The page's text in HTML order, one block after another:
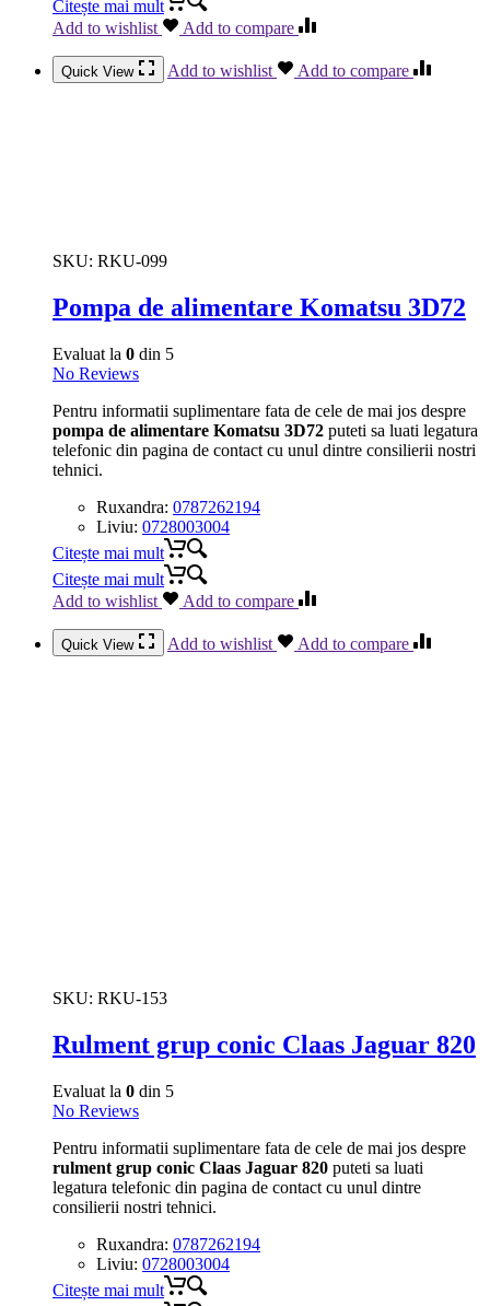
Citește mai mult
Add to wishlist
Add to compare
Quick View Add to wishlist Add to compare
SKU: RKU-099
Pompa de alimentare Komatsu 3D72
Evaluat la 0 din 5
No Reviews
Pentru informatii suplimentare fata de cele de mai jos despre
pompa de alimentare Komatsu 3D72 puteti sa luati legatura
telefonic din pagina de contact cu unul dintre consilierii nostri
tehnici.
Ruxandra: 0787262194
Liviu: 0728003004
Citește mai mult
Citește mai mult
Add to wishlist
Add to compare
Quick View Add to wishlist Add to compare
SKU: RKU-153
Rulment grup conic Claas Jaguar 820
Evaluat la 0 din 5
No Reviews
Pentru informatii suplimentare fata de cele de mai jos despre
rulment grup conic Claas Jaguar 820 puteti sa luati
legatura telefonic din pagina de contact cu unul dintre
consilierii nostri tehnici.
Ruxandra: 0787262194
Liviu: 0728003004
Citește mai mult